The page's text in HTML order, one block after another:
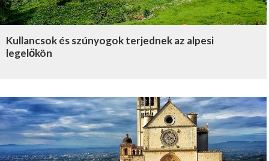
Kullancsok és szúnyogok terjednek az alpesi
legelőkön